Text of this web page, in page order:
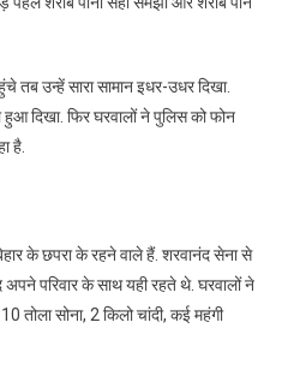
तब उन्हें सारा सामान इधर-उधर दिखा.
दिखा. फिर घरवालों ने पुलिस को फोन
है.
के छपरा के रहने वाले हैं. शरवानंद सेना से
परिवार के साथ यही रहते थे. घरवालों ने
तोला सोना, 2 किलो चांदी, कई महंगी